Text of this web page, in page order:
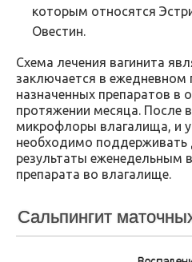
которым относятся
Овестин.
Схема лечения вагинита
заключается в
назначенных препаратов в
протяжении месяца. После
микрофлоры влагалища, и
необходимо поддерживать
результаты еженедельным
препарата во влагалище.
Сальпингит